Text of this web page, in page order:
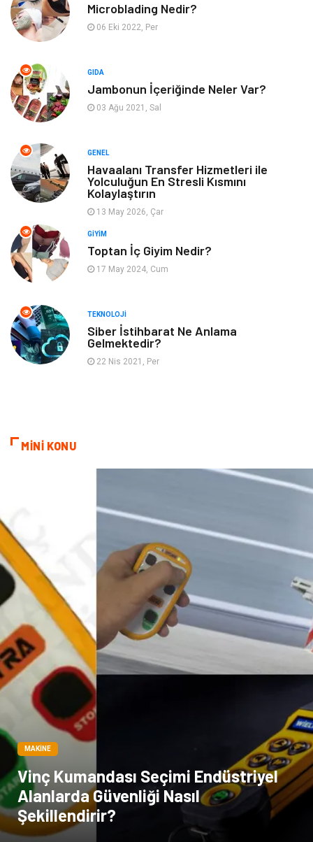
Organizasyon
Moda
Emlak Spor
Genel Kültür Tatil
İnternet
Gayrimenkul
Astroloji Müzik
Ev İşleri
Sigorta
Microblading Nedir?
06 Eki 2022, Per
GIDA
Jambonun İçeriğinde Neler Var?
03 Ağu 2021, Sal
GENEL
Havaalanı Transfer Hizmetleri ile
Yolculuğun En Stresli Kısmını
Kolaylaştırın
13 May 2026, Çar
GIYIM
Toptan İç Giyim Nedir?
17 May 2024, Cum
TEKNOLOJI
Siber İstihbarat Ne Anlama
Gelmektedir?
22 Nis 2021, Per
MİNİ KONU
MAKINE
Vinç Kumandası Seçimi Endüstriyel
Alanlarda Güvenliği Nasıl
Şekillendirir?